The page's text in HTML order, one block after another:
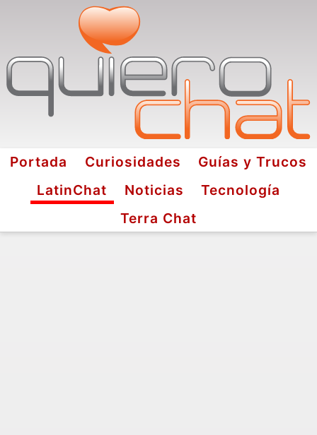
Portada Curiosidades
Guías y Trucos
LatinChat
Noticias
Tecnología
Terra Chat